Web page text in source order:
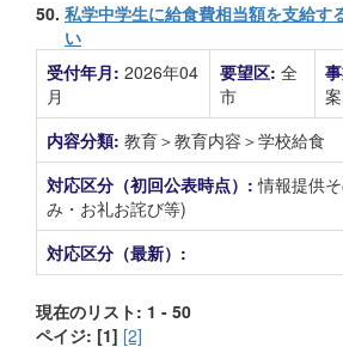
50. 私学中学生に給食費相当額を支給す
い
受付年月: 2026年04
月
要望区: 全
市
案
内容分類: 教育＞教育内容＞学校給食
対応区分（初回公表時点）:情報提供
み・お礼お詫び等)
対応区分（最新）:
現在のリスト: 1 - 50
ペイジ: [1] [2]